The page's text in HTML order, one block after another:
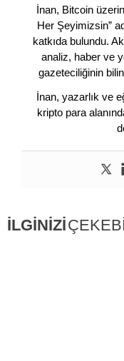
İnan, Bitcoin
Her Şeyimizsin”
katkıda bulundu.
analiz, haber ve
gazeteciliğinin
İnan, yazarlık ve
kripto para
İLGİNİZİ